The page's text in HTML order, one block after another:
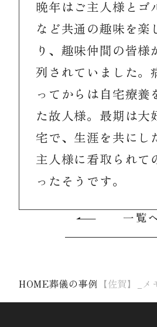
晩年はご主人様とゴ
など共通の趣味を楽
り、趣味仲間の皆様
列されていました。
ってからは自宅療養
た故人様。最期は大
宅で、生涯を共にし
主人様に看取られて
ったそうです。
一覧
HOME葬儀の事例 【佐賀】_